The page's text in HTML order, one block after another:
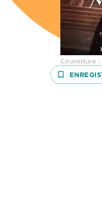
Couverture
bookmark_border